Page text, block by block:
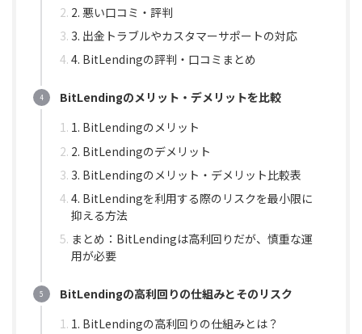
2. 悪い口コミ・評判
3. 出金トラブルやカスタマーサポートの対応
4. BitLendingの評判・口コミまとめ
BitLendingのメリット・デメリットを比較
1. BitLendingのメリット
2. BitLendingのデメリット
3. BitLendingのメリット・デメリット比較表
4. BitLendingを利用する際のリスクを最小限に
抑える方法
まとめ：BitLendingは高利回りだが、慎重な運
用が必要
BitLendingの高利回りの仕組みとそのリスク
1. BitLendingの高利回りの仕組みとは？